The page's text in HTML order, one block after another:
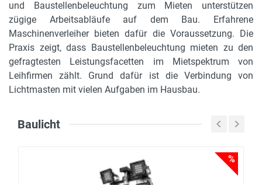
und Baustellenbeleuchtung zum Mieten unterstützen
zügige Arbeitsabläufe auf dem Bau. Erfahrene
Maschinenverleiher bieten dafür die Voraussetzung. Die
Praxis zeigt, dass Baustellenbeleuchtung mieten zu den
gefragtesten Leistungsfacetten im Mietspektrum von
Leihfirmen zählt. Grund dafür ist die Verbindung von
Lichtmasten mit vielen Aufgaben im Hausbau.
Baulicht
%